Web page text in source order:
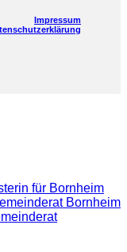
Impressum
für Bornheim
Bornheim